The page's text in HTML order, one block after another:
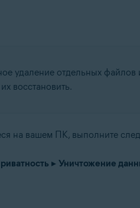
/ Ultimate — SP 1 с
удаление отдельных
восстановить.
на вашем ПК, выполните
▸ Уничтожение